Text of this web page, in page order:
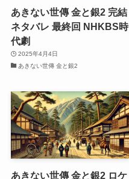
あきない世傳 金と銀2 完結
ネタバレ 最終回 NHKBS時
代劇
2025年4月4日
あきない世傳 金と銀2
あきない世傳 金と銀2 ロケ